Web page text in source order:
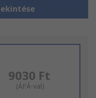
9030 Ft
(ÁFÁ-val)